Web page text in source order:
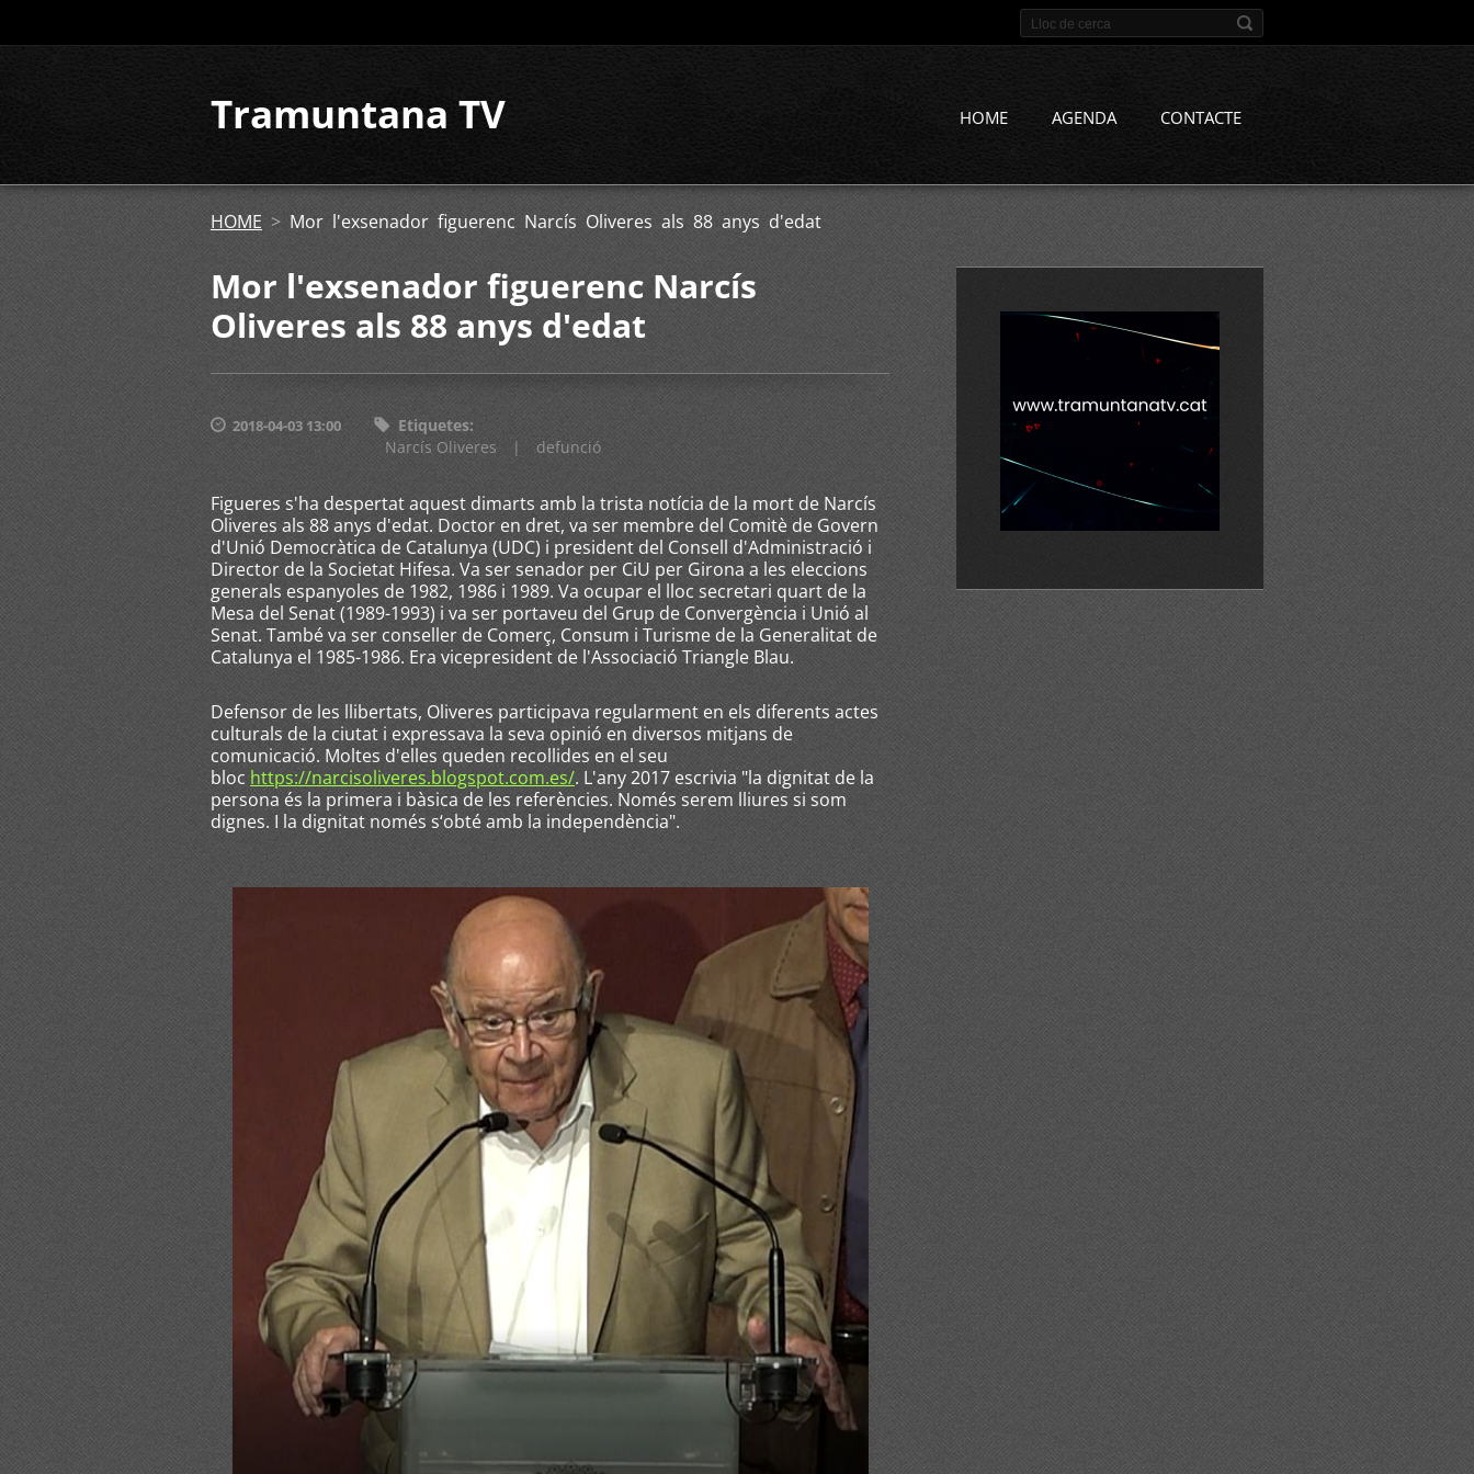
Tramuntana TV HOME AGENDA CONTACTE
HOME > Mor l'exsenador figuerenc Narcís Oliveres als 88 anys d'edat
Mor l'exsenador figuerenc Narcís
Oliveres als 88 anys d'edat
2018-04-03 13:00 Etiquetes:
Narcís Oliveres
| defunció
Figueres s'ha despertat aquest dimarts amb la trista notícia de la mort de Narcís
Oliveres als 88 anys d'edat. Doctor en dret, va ser membre del Comitè de Govern
d'Unió Democràtica de Catalunya (UDC) i president del Consell d'Administració i
Director de la Societat Hifesa. Va ser senador per CiU per Girona a les eleccions
generals espanyoles de 1982, 1986 i 1989. Va ocupar el lloc secretari quart de la
Mesa del Senat (1989-1993) i va ser portaveu del Grup de Convergència i Unió al
Senat. També va ser conseller de Comerç, Consum i Turisme de la Generalitat de
Catalunya el 1985-1986. Era vicepresident de l'Associació Triangle Blau.
Defensor de les llibertats, Oliveres participava regularment en els diferents actes
culturals de la ciutat i expressava la seva opinió en diversos mitjans de
comunicació. Moltes d'elles queden recollides en el seu
bloc https://narcisoliveres.blogspot.com.es/. L'any 2017 escrivia "la dignitat de la
persona és la primera i bàsica de les referències. Només serem lliures si som
dignes. I la dignitat només s‘obté amb la independència".